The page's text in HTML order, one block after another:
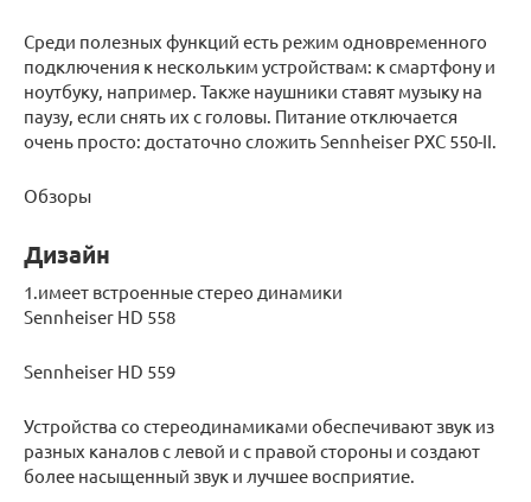
Среди полезных функций есть режим одновременного
подключения к нескольким устройствам: к смартфону и
ноутбуку, например. Также наушники ставят музыку на
паузу, если снять их с головы. Питание отключается
очень просто: достаточно сложить Sennheiser PXC 550-II.
Обзоры
Дизайн
1.имеет встроенные стерео динамики
Sennheiser HD 558
Sennheiser HD 559
Устройства со стереодинамиками обеспечивают звук из
разных каналов с левой и с правой стороны и создают
более насыщенный звук и лучшее восприятие.